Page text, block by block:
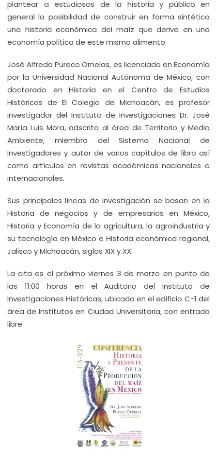
plantear a estudiosos de la historia y público en
general la posibilidad de construir en forma sintética
una historia económica del maíz que derive en una
economía política de este mismo alimento.
José Alfredo Pureco Ornelas, es licenciado en Economía
por la Universidad Nacional Autónoma de México, con
doctorado en Historia en el Centro de Estudios
Históricos de El Colegio de Michoacán, es profesor
investigador del Instituto de Investigaciones Dr. José
María Luis Mora, adscrito al área de Territorio y Medio
Ambiente, miembro del Sistema Nacional de
Investigadores y autor de varios capítulos de libro así
como artículos en revistas académicas nacionales e
internacionales.
Sus principales líneas de investigación se basan en la
Historia de negocios y de empresarios en México,
Historia y Economía de la agricultura, la agroindustria y
su tecnología en México e Historia económica regional,
Jalisco y Michoacán, siglos XIX y XX.
La cita es el próximo viernes 3 de marzo en punto de
las 11:00 horas en el Auditorio del Instituto de
Investigaciones Históricas, ubicado en el edificio C-1 del
área de Institutos en Ciudad Universitaria, con entrada
libre.